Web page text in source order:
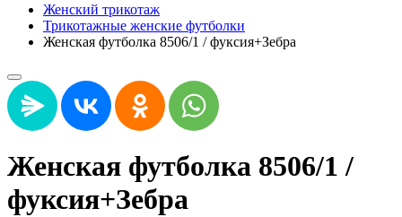
Женский трикотаж
Трикотажные женские футболки
Женская футболка 8506/1 / фуксия+Зебра
Женская футболка 8506/1 /
фуксия+Зебра